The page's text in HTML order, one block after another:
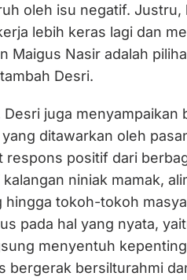
oleh isu negatif. Justru,
lebih keras lagi dan
Maigus Nasir adalah
Desri.
Desri juga
ditawarkan oleh
respons positif dari
kalangan niniak mamak,
hingga tokoh-tokoh
pada hal yang nyata,
menyentuh
bergerak bersilturahmi